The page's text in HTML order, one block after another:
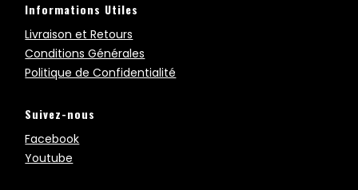
Informations Utiles
Livraison et Retours
Conditions Générales
Politique de Confidentialité
Suivez-nous
Facebook
Youtube